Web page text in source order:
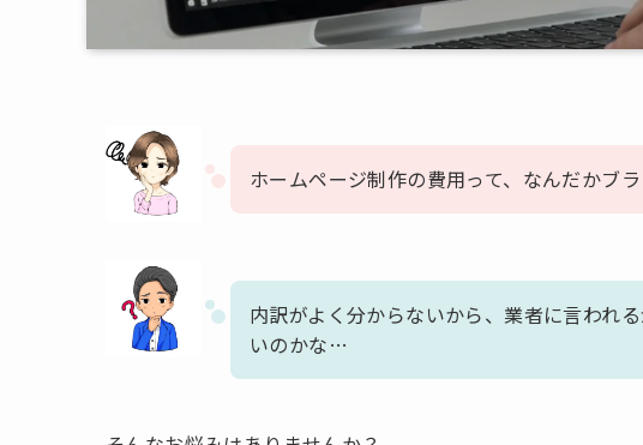
ホームページ制作の費用って、なんだかブ
内訳がよく分からないから、業者に言われ
いのかな…